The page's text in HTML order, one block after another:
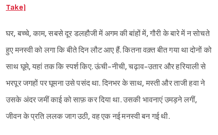
Take)
घर, बच्चे, काम, सबसे दूर डलहौजी में अगम की बांहों में, गौरी के बारे में न सोचते
हुए मनस्वी को लगा कि बीते दिन लौट आए हैं. कितना वक़्त बीत गया था दोनों को
साथ घूमे, यहां तक कि स्पर्श किए. ऊंची-नीची, चढ़ाव-उतार और हरियाली से
भरपूर जगहों पर घूमना उसे पसंद था. दिनभर के साथ, मस्ती और ताजी हवा ने
उसके अंदर जमीं काई को साफ़ कर दिया था. उसकी भावनाएं उमड़ने लगीं,
जीवन के प्रति ललक जाग उठी, वह एक नई मनस्वी बन गई थी.